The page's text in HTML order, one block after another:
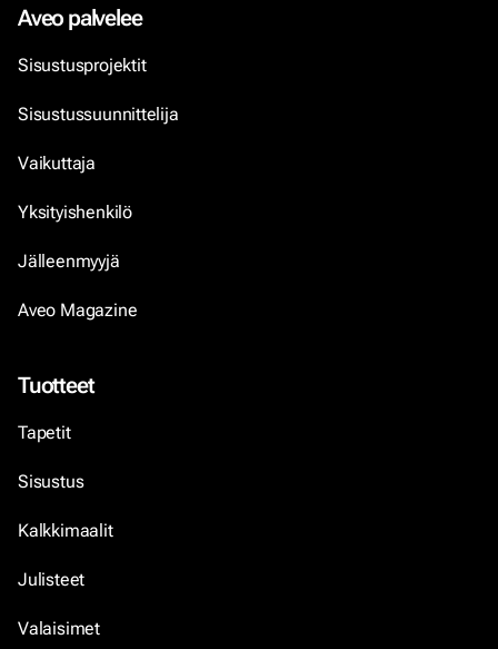
Aveo palvelee
Sisustusprojektit
Sisustussuunnittelija
Vaikuttaja
Yksityishenkilö
Jälleenmyyjä
Aveo Magazine
Tuotteet
Tapetit
Sisustus
Kalkkimaalit
Julisteet
Valaisimet